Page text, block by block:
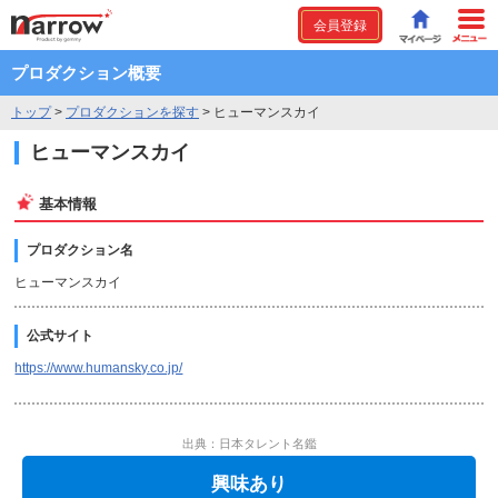
会員登録
プロダクション概要
トップ> プロダクションを探す > ヒューマンスカイ
ヒューマンスカイ
基本情報
プロダクション名
ヒューマンスカイ
公式サイト
https://www.humansky.co.jp/
出典：日本タレント名鑑
興味あり